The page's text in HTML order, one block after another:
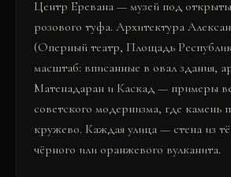
Центр Еревана — музей под
розового туфа. Архитектура
(Оперный театр, Площадь
масштаб: вписанные в овал здания,
Матенадаран и Каскад — примеры
советского модернизма, где камень
кружево. Каждая улица — стена из
чёрного или оранжевого вулканита.